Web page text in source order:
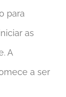
para
as
A
a ser